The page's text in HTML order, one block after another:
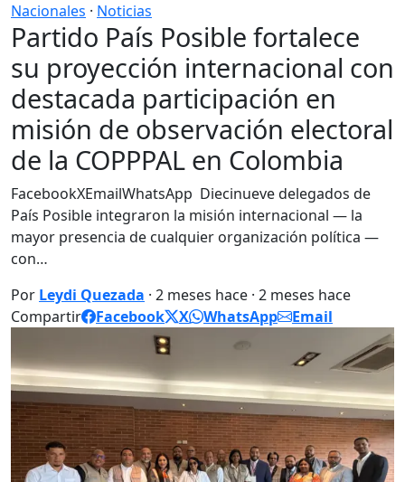
Nacionales · Noticias
Partido País Posible fortalece
su proyección internacional con
destacada participación en
misión de observación electoral
de la COPPPAL en Colombia
FacebookXEmailWhatsApp Diecinueve delegados de
País Posible integraron la misión internacional — la
mayor presencia de cualquier organización política —
con…
Por Leydi Quezada · 2 meses hace · 2 meses hace
Compartir
Facebook X WhatsApp Email